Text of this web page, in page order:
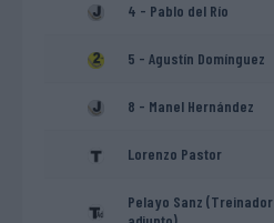
4 - Pablo del Río
5 - Agustín Domínguez
8 - Manel Hernández
Lorenzo Pastor
Pelayo Sanz (Treinador